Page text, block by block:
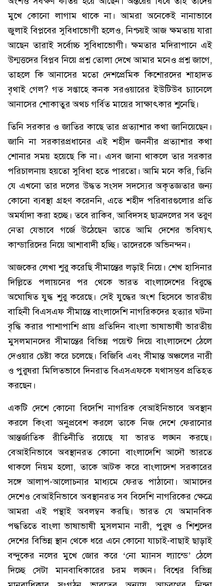
মুখে কোনো লাগাম থাকে না। আমরা অনেকেই নানাভাবে
জুলাই বিপ্লবের সুবিধাভোগী হলেও, নিশ্চয়ই আজ ক্ষমতায় যারা
আছেন তারাই সর্বোচ্চ সুবিধাভোগী। ক্ষমতার মদিরাপানে এই
উন্মত্তদের বিপ্লব নিয়ে প্রশ্ন তোলা দেখে আমার মনেও প্রশ্ন জাগে,
তাহলে কি আনাসের মতো দেশপ্রেমিক কিশোরদের শাহাদত
বৃথাই গেল? গত সপ্তাহে কনক সরওয়ারের ইউটিউব চ্যানেলে
আনাসের শোকাতুর অথচ গর্বিত মায়ের সাক্ষাৎকার শুনেছি।
তিনি সরকার ও জাতির কাছে তার প্রত্যাশার কথা জানিয়েছেন।
জানি না সরকারপ্রধানের এই শহীদ জননীর প্রত্যাশার কথা
শোনার সময় হয়েছে কি না। এসব জানা থাকলে তার সরকার
পরিচালনায় হয়তো সুবিধা হতে পারতো। আমি মনে করি, তিনি
যে এখনো তার দলের উদ্ধত সংসদ সদস্যের অকৃতজ্ঞতার জন্য
কোনো ব্যবস্থা গ্রহণ করেননি, এতে শহীদ পরিবারগুলোর প্রতি
অমর্যাদা করা হচ্ছে। তবে রাকিব, আবিদসহ ছাত্রদলের সব তরুণ
নেতা যেভাবে গর্জে উঠেছেন তাতে আমি দেশের ভবিষ্যৎ
কান্ডারিদের নিয়ে আশাবাদী হচ্ছি। তাদেরকে অভিনন্দন।
আজকের লেখা শুরু করেছি সীমান্তের লড়াই নিয়ে। শেখ হাসিনার
দিল্লিতে পলায়নের পর থেকে ভারত বাংলাদেশের বিরুদ্ধে
অঘোষিত যুদ্ধ শুরু করেছে। সেই যুদ্ধের অংশ হিসেবে ভারতীয়
বাহিনী বিএসএফ সীমান্তে বাংলাদেশি নাগরিকদের হত্যার ঘটনা
বৃদ্ধি করার পাশাপাশি প্রায় প্রতিদিন বাংলা ভাষাভাষী ভারতীয়
মুসলমানদের সীমান্তের বিভিন্ন পয়েন্ট দিয়ে বাংলাদেশে ঠেলে
দেওয়ার চেষ্টা করে চলেছে। বিজিবি এবং সীমান্ত অঞ্চলের নারী
ও পুরুষরা মিলিতভাবে দিনরাত বিএসএফকে যথাসম্ভব প্রতিহত
করছেন।
একটি দেশে কোনো বিদেশি নাগরিক বেআইনিভাবে অবস্থান
করলে কিংবা অনুপ্রবেশ করলে তাকে নিজ দেশে ফেরানোর
আন্তর্জাতিক রীতিনীতি রয়েছে যা ভারত লঙ্ঘন করছে।
বেআইনিভাবে অবস্থানরত কোনো বাংলাদেশি আদৌ ভারতে
থাকলে নিয়ম হলো, তাকে আটক করে বাংলাদেশ সরকারের
সঙ্গে আলাপ-আলোচনার মাধ্যমে ফেরত পাঠানো। আমাদের
দেশেও বেআইনিভাবে অবস্থানরত সব বিদেশি নাগরিকের ক্ষেত্রে
আমরা এই পন্থাই অবলম্বন করছি। ভারত যে অমানবিক
পদ্ধতিতে বাংলা ভাষাভাষী মুসলমান নারী, পুরুষ ও শিশুদের
দেশের বিভিন্ন স্থান থেকে ধরে এনে কোনো যাচাই-বাছাই ছাড়াই
বন্দুকের নলের মুখে জোর করে ‘নো ম্যানস ল্যান্ডে’ ঠেলে
দিচ্ছে সেটা মানবাধিকারের চরম লঙ্ঘন। বিশ্বের বিভিন্ন